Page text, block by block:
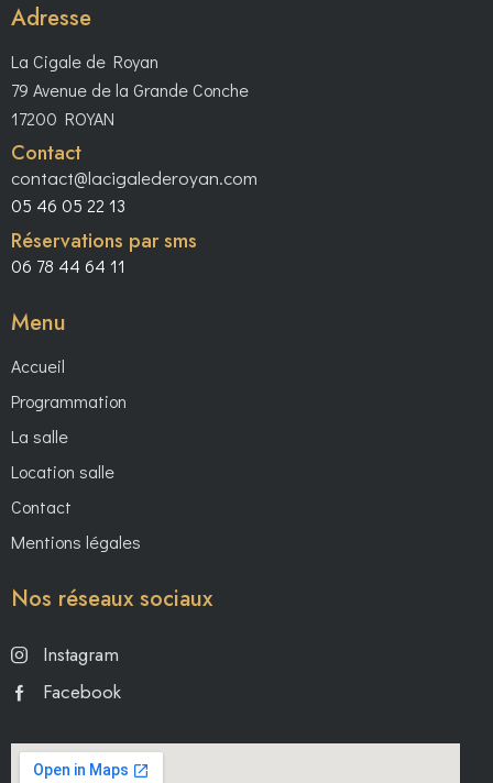
Adresse
La Cigale de Royan
79 Avenue de la Grande Conche
17200 ROYAN
Contact
contact@lacigalederoyan.com
05 46 05 22 13
Réservations par sms
06 78 44 64 11
Menu
Accueil
Programmation
La salle
Location salle
Contact
Mentions légales
Nos réseaux sociaux
Instagram
Facebook